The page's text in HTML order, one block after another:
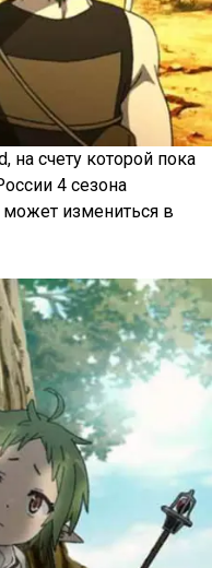
на счету которой пока
4 сезона
может измениться в